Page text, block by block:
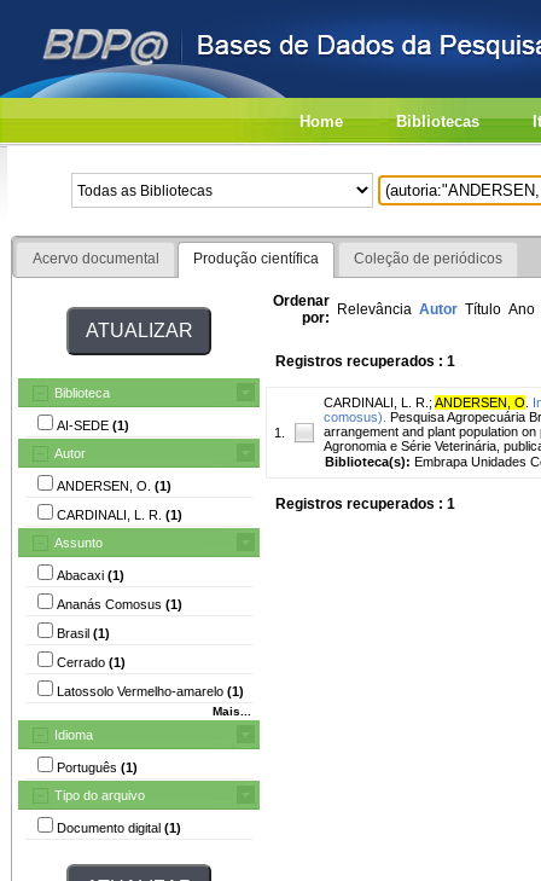
Home Bibliotecas
Acervo documental Produção científica Coleção de periódicos
Biblioteca
AI-SEDE (1)
Autor
ANDERSEN, O. (1)
CARDINALI, L. R. (1)
Assunto
Abacaxi (1)
Ananás Comosus (1)
Brasil (1)
Cerrado (1)
Latossolo Vermelho-amarelo (1)
Mais...
Idioma
Português (1)
Tipo do arquivo
Documento digital (1)
Ordenar
por: Relevância Autor Título Ano
Registros recuperados : 1
1.
CARDINALI, L. R. ; ANDERSEN, O
comosus). Pesquisa Agropecuária
arrangement and plant population
Agronomia e Série Veterinária,
Biblioteca(s): Embrapa Unidades
Registros recuperados : 1